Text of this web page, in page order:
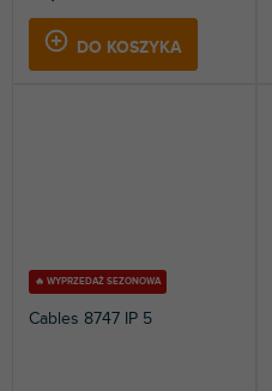
DO KOSZYKA
🔥 WYPRZEDAŻ SEZONOWA
Cables 8747 IP 5